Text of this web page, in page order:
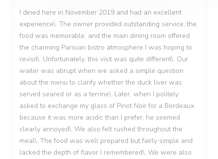
I dined here in November 2019 and had an excellent
experience\. The owner provided outstanding service, the
food was memorable, and the main dining room offered
the charming Parisian bistro atmosphere I was hoping to
revisit\. Unfortunately, this visit was quite different\. Our
waiter was abrupt when we asked a simple question
about the menu to clarify whether the duck liver was
served seared or as a terrine\. Later, when I politely
asked to exchange my glass of Pinot Noir for a Bordeaux
because it was more acidic than I prefer, he seemed
clearly annoyed\. We also felt rushed throughout the
meal\. The food was well prepared but fairly simple and
lacked the depth of flavor I remembered\. We were also